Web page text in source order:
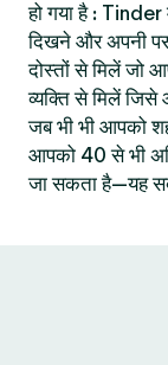
हो गया है :
दिखने और अपनी
दोस्तों से मिलें जो
व्यक्ति से मिलें
जब भी भी आपको
आपको 40 से भी
जा सकता है—यह